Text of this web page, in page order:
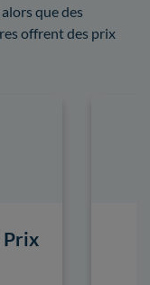
que des
offrent des prix
Prix